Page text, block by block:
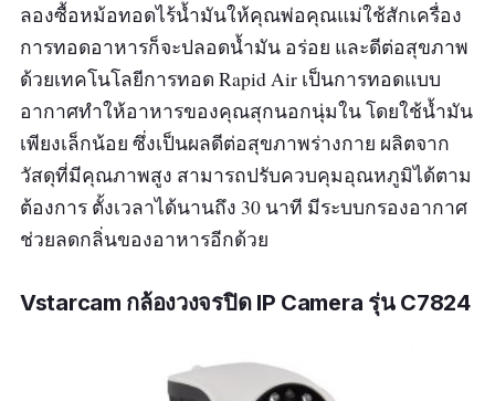
ลองซื้อหม้อทอดไร้น้ำมันให้คุณพ่อคุณแม่ใช้สักเครื่อง
การทอดอาหารก็จะปลอดน้ำมัน อร่อย และดีต่อสุขภาพ
ด้วยเทคโนโลยีการทอด Rapid Air เป็นการทอดแบบ
อากาศทำให้อาหารของคุณสุกนอกนุ่มใน โดยใช้น้ำมัน
เพียงเล็กน้อย ซึ่งเป็นผลดีต่อสุขภาพร่างกาย ผลิตจาก
วัสดุที่มีคุณภาพสูง สามารถปรับควบคุมอุณหภูมิได้ตาม
ต้องการ ตั้งเวลาได้นานถึง 30 นาที มีระบบกรองอากาศ
ช่วยลดกลิ่นของอาหารอีกด้วย
Vstarcam กล้องวงจรปิด IP Camera รุ่น C7824